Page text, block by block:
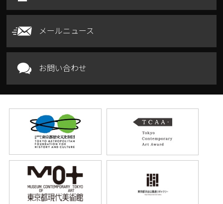
メールニュース
お問い合わせ